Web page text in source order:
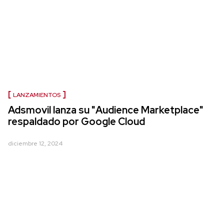
LANZAMIENTOS
Adsmovil lanza su "Audience Marketplace"
respaldado por Google Cloud
diciembre 12, 2024